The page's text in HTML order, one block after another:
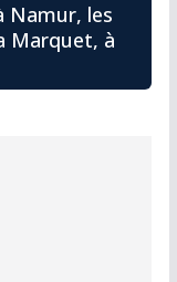
Namur, les
Marquet, à